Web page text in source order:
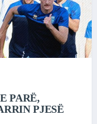
PARË,
PJESË